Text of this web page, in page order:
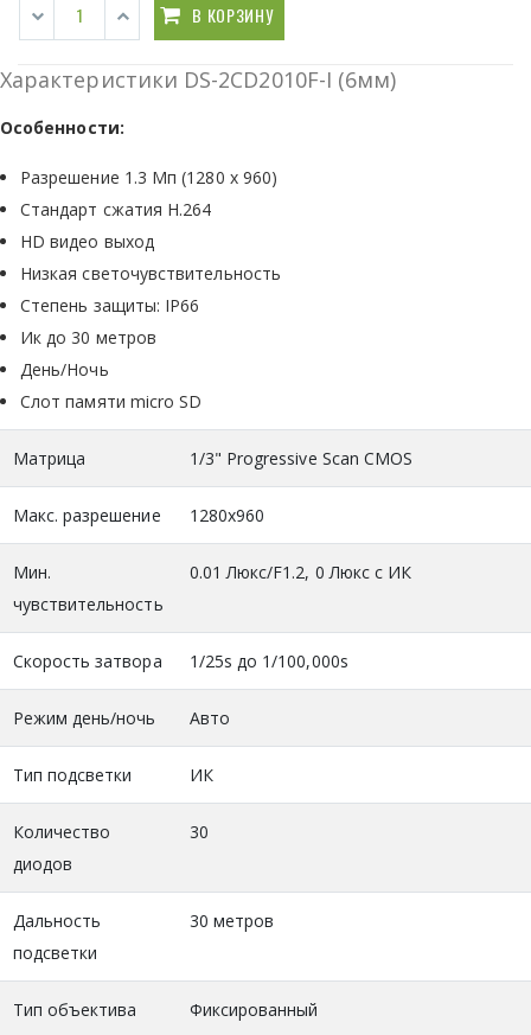
В КОРЗИНУ
Характеристики DS-2CD2010F-I (6мм)
Особенности:
Разрешение 1.3 Мп (1280 x 960)
Стандарт сжатия H.264
HD видео выход
Низкая светочувствительность
Степень защиты: IP66
Ик до 30 метров
День/Ночь
Слот памяти micro SD
Матрица 1/3" Progressive Scan CMOS
Макс. разрешение 1280x960
Мин.
чувствительность
0.01 Люкс/F1.2, 0 Люкс с ИК
Скорость затвора 1/25s до 1/100,000s
Режим день/ночь Авто
Тип подсветки ИК
Количество
диодов
30
Дальность
подсветки
30 метров
Тип объектива Фиксированный